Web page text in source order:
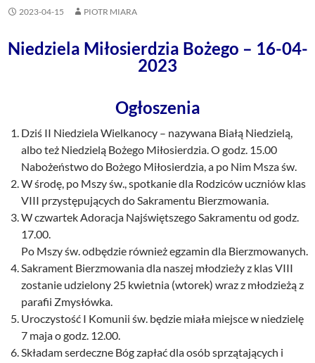
2023-04-15 PIOTR MIARA
Niedziela Miłosierdzia Bożego – 16-04-
2023
Ogłoszenia
Dziś II Niedziela Wielkanocy – nazywana Białą Niedzielą,
albo też Niedzielą Bożego Miłosierdzia. O godz. 15.00
Nabożeństwo do Bożego Miłosierdzia, a po Nim Msza św.
W środę, po Mszy św., spotkanie dla Rodziców uczniów klas
VIII przystępujących do Sakramentu Bierzmowania.
W czwartek Adoracja Najświętszego Sakramentu od godz.
17.00.
Po Mszy św. odbędzie również egzamin dla Bierzmowanych.
Sakrament Bierzmowania dla naszej młodzieży z klas VIII
zostanie udzielony 25 kwietnia (wtorek) wraz z młodzieżą z
parafii Zmysłówka.
Uroczystość I Komunii św. będzie miała miejsce w niedzielę
7 maja o godz. 12.00.
Składam serdeczne Bóg zapłać dla osób sprzątających i